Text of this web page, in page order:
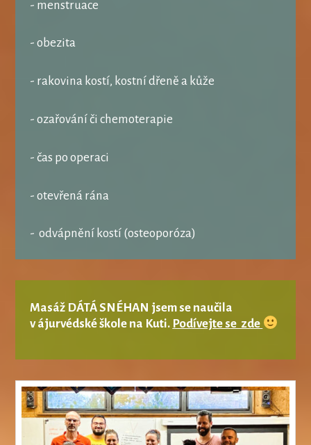
- menstruace
- obezita
- rakovina kostí, kostní dřeně a kůže
- ozařování či chemoterapie
- čas po operaci
- otevřená rána
- odvápnění kostí (osteoporóza)
Masáž DÁTÁ SNÉHAN jsem se naučila
v ájurvédské škole na Kuti. Podívejte se zde